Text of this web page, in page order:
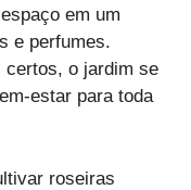
em um
e perfumes.
certos, o jardim se
estar para toda
roseiras